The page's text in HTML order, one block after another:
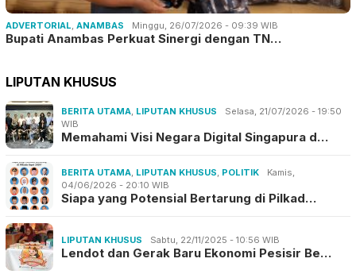
ADVERTORIAL ANAMBAS Minggu, 26/07/2026 - 09:39 WIB
Bupati Anambas Perkuat Sinergi dengan TN…
LIPUTAN KHUSUS
BERITA UTAMA LIPUTAN KHUSUS
Selasa, 21/07/2026 - 19:50
WIB
Memahami Visi Negara Digital Singapura d…
BERITA UTAMA LIPUTAN KHUSUS POLITIK
Kamis,
04/06/2026 - 20:10 WIB
Siapa yang Potensial Bertarung di Pilkad…
LIPUTAN KHUSUS Sabtu, 22/11/2025 - 10:56 WIB
Lendot dan Gerak Baru Ekonomi Pesisir Be…